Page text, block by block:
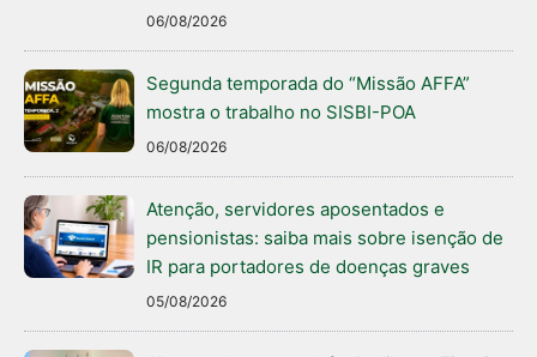
06/08/2026
Segunda temporada do “Missão AFFA”
mostra o trabalho no SISBI-POA
06/08/2026
Atenção, servidores aposentados e
pensionistas: saiba mais sobre isenção de
IR para portadores de doenças graves
05/08/2026